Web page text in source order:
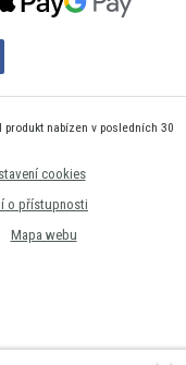
nabízen v posledních 30
cookies
o přístupnosti
Mapa webu